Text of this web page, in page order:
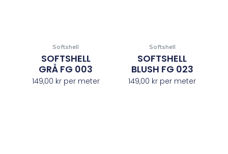
Softshell
SOFTSHELL
GRÅ FG 003
149,00 krper meter
Softshell
SOFTSHELL
BLUSH FG 023
149,00 kr per meter